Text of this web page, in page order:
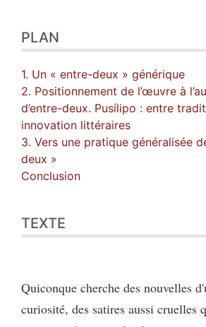
PLAN
1. Un « entre-deux » générique
2. Positionnement de l’œuvre à
d’entre-deux. Pusílipo : entre
innovation littéraires
3. Vers une pratique généralisée
deux »
Conclusion
TEXTE
Quiconque cherche des nouvelles
curiosité, des satires aussi cruelles